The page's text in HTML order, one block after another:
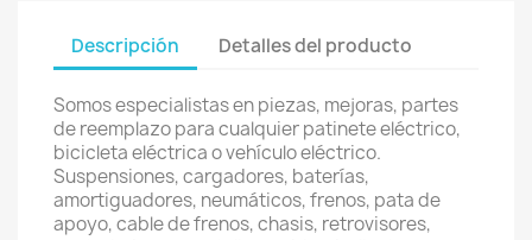
Descripción Detalles del producto
Somos especialistas en piezas, mejoras, partes
de reemplazo para cualquier patinete eléctrico,
bicicleta eléctrica o vehículo eléctrico.
Suspensiones, cargadores, baterías,
amortiguadores, neumáticos, frenos, pata de
apoyo, cable de frenos, chasis, retrovisores,